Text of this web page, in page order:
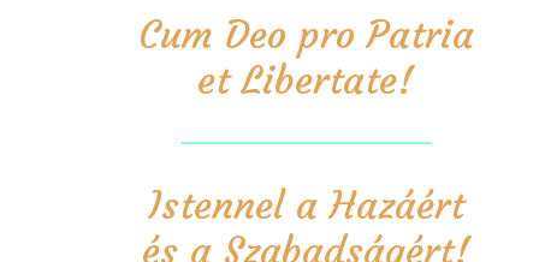
Cum Deo pro Patria
et Libertate!
Istennel a Hazáért
és a Szabadságért!